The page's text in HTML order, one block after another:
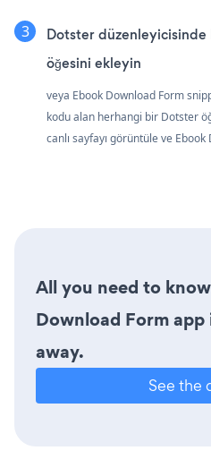
Dotster
öğesini ekleyin
veya Ebook Download Form
kodu alan herhangi bir Dotster
canlı sayfayı görüntüle ve
All you need to
Download Form
away.
See the